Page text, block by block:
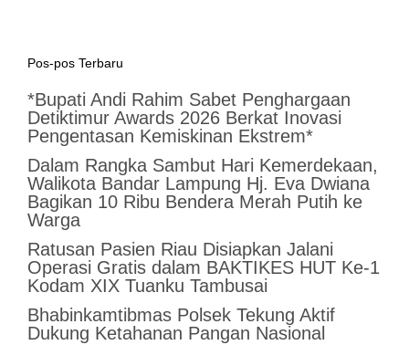
Pos-pos Terbaru
*Bupati Andi Rahim Sabet Penghargaan
Detiktimur Awards 2026 Berkat Inovasi
Pengentasan Kemiskinan Ekstrem*
Dalam Rangka Sambut Hari Kemerdekaan,
Walikota Bandar Lampung Hj. Eva Dwiana
Bagikan 10 Ribu Bendera Merah Putih ke
Warga
Ratusan Pasien Riau Disiapkan Jalani
Operasi Gratis dalam BAKTIKES HUT Ke-1
Kodam XIX Tuanku Tambusai
Bhabinkamtibmas Polsek Tekung Aktif
Dukung Ketahanan Pangan Nasional